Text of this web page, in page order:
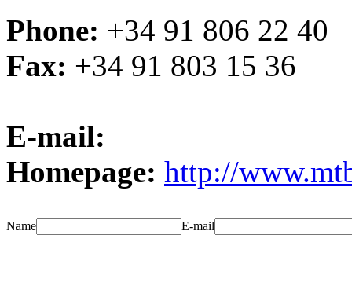
Phone: +34 91 806 22 40
Fax: +34 91 803 15 36
E-mail:
Homepage: http://
Name E-mail